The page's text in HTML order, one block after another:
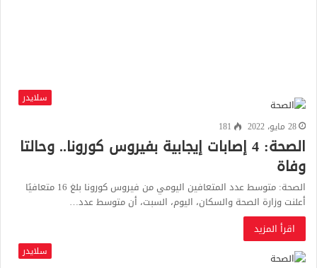
سلايدر
28 مايو، 2022
181
الصحة: 4 إصابات إيجابية بفيروس كورونا.. وحالتا
وفاة
الصحة: متوسط عدد المتعافين اليومي من فيروس كورونا بلغ 16 متعافيًا
أعلنت وزارة الصحة والسكان، اليوم، السبت، أن متوسط عدد…
اقرأ المزيد
سلايدر